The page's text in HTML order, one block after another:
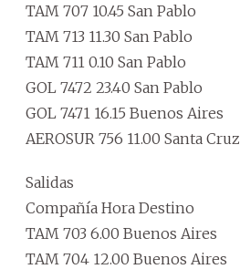
TAM 707 10.45 San Pablo
TAM 713 11.30 San Pablo
TAM 711 0.10 San Pablo
GOL 7472 23.40 San Pablo
GOL 7471 16.15 Buenos Aires
AEROSUR 756 11.00 Santa Cruz
Salidas
Compañía Hora Destino
TAM 703 6.00 Buenos Aires
TAM 704 12.00 Buenos Aires